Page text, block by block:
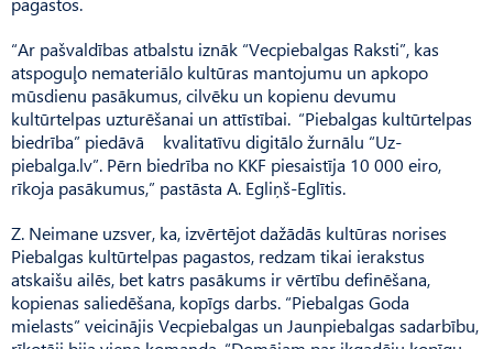
“Ar pašvaldības atbalstu iznāk “Vecpiebalgas Raksti”, kas
atspoguļo nemateriālo kultūras mantojumu un apkopo
mūsdienu pasākumus, cilvēku un kopienu devumu
kultūrtelpas uzturēšanai un attīstībai. “Piebal­gas kultūrtelpas
biedrība” piedāvā kvalitatīvu digitālo žurnālu “Uz­
piebalga.lv”. Pērn biedrība no KKF piesaistīja 10 000 eiro,
rīkoja pasākumus,” pastāsta A. Egliņš-Eglītis.
Z. Neimane uzsver, ka, izvērtējot dažādās kultūras norises
Piebalgas kultūrtelpas pagastos, redzam tikai ierakstus
atskaišu ailēs, bet katrs pasākums ir vērtību definēšana,
kopienas saliedēšana, kopīgs darbs. “Piebalgas Goda
mielasts” veicinājis Vec­pie­balgas un Jaun­piebalgas sadarbību,